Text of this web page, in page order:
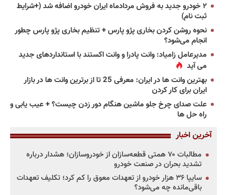
۲ خودرو جدید به فروش مردادماه ایران خودرو اضافه شد (+شرایط
ثبت نام)
نحوه روشن کردن بخاری پژو پارس + تنظیم بخاری پژو پارس چطور
انجام می‌شود؟
مدیرعامل زامیاد: وانت پادرا و وانت اکستند با استانداردهای جدید
می آید
بهترین وانت ها در ایران: معرفی 25 تا از برترین وانت ها در بازار
ایران برای کار کردن
علت صدای چرخ جلو ماشین هنگام دور زدن چیست؟ + عیب یابی و
راه حل ها
آخرین اخبار
مطالبات ۷۰ همتی قطعه‌سازان از خودروسازان؛ هشدار درباره
تشدید بحران در صنعت خودرو
سایپا ۳۶ هزار خودرو از تعهدات معوق را کم کرد؛ تکلیف تعهدات
باقی‌مانده چه می‌شود؟